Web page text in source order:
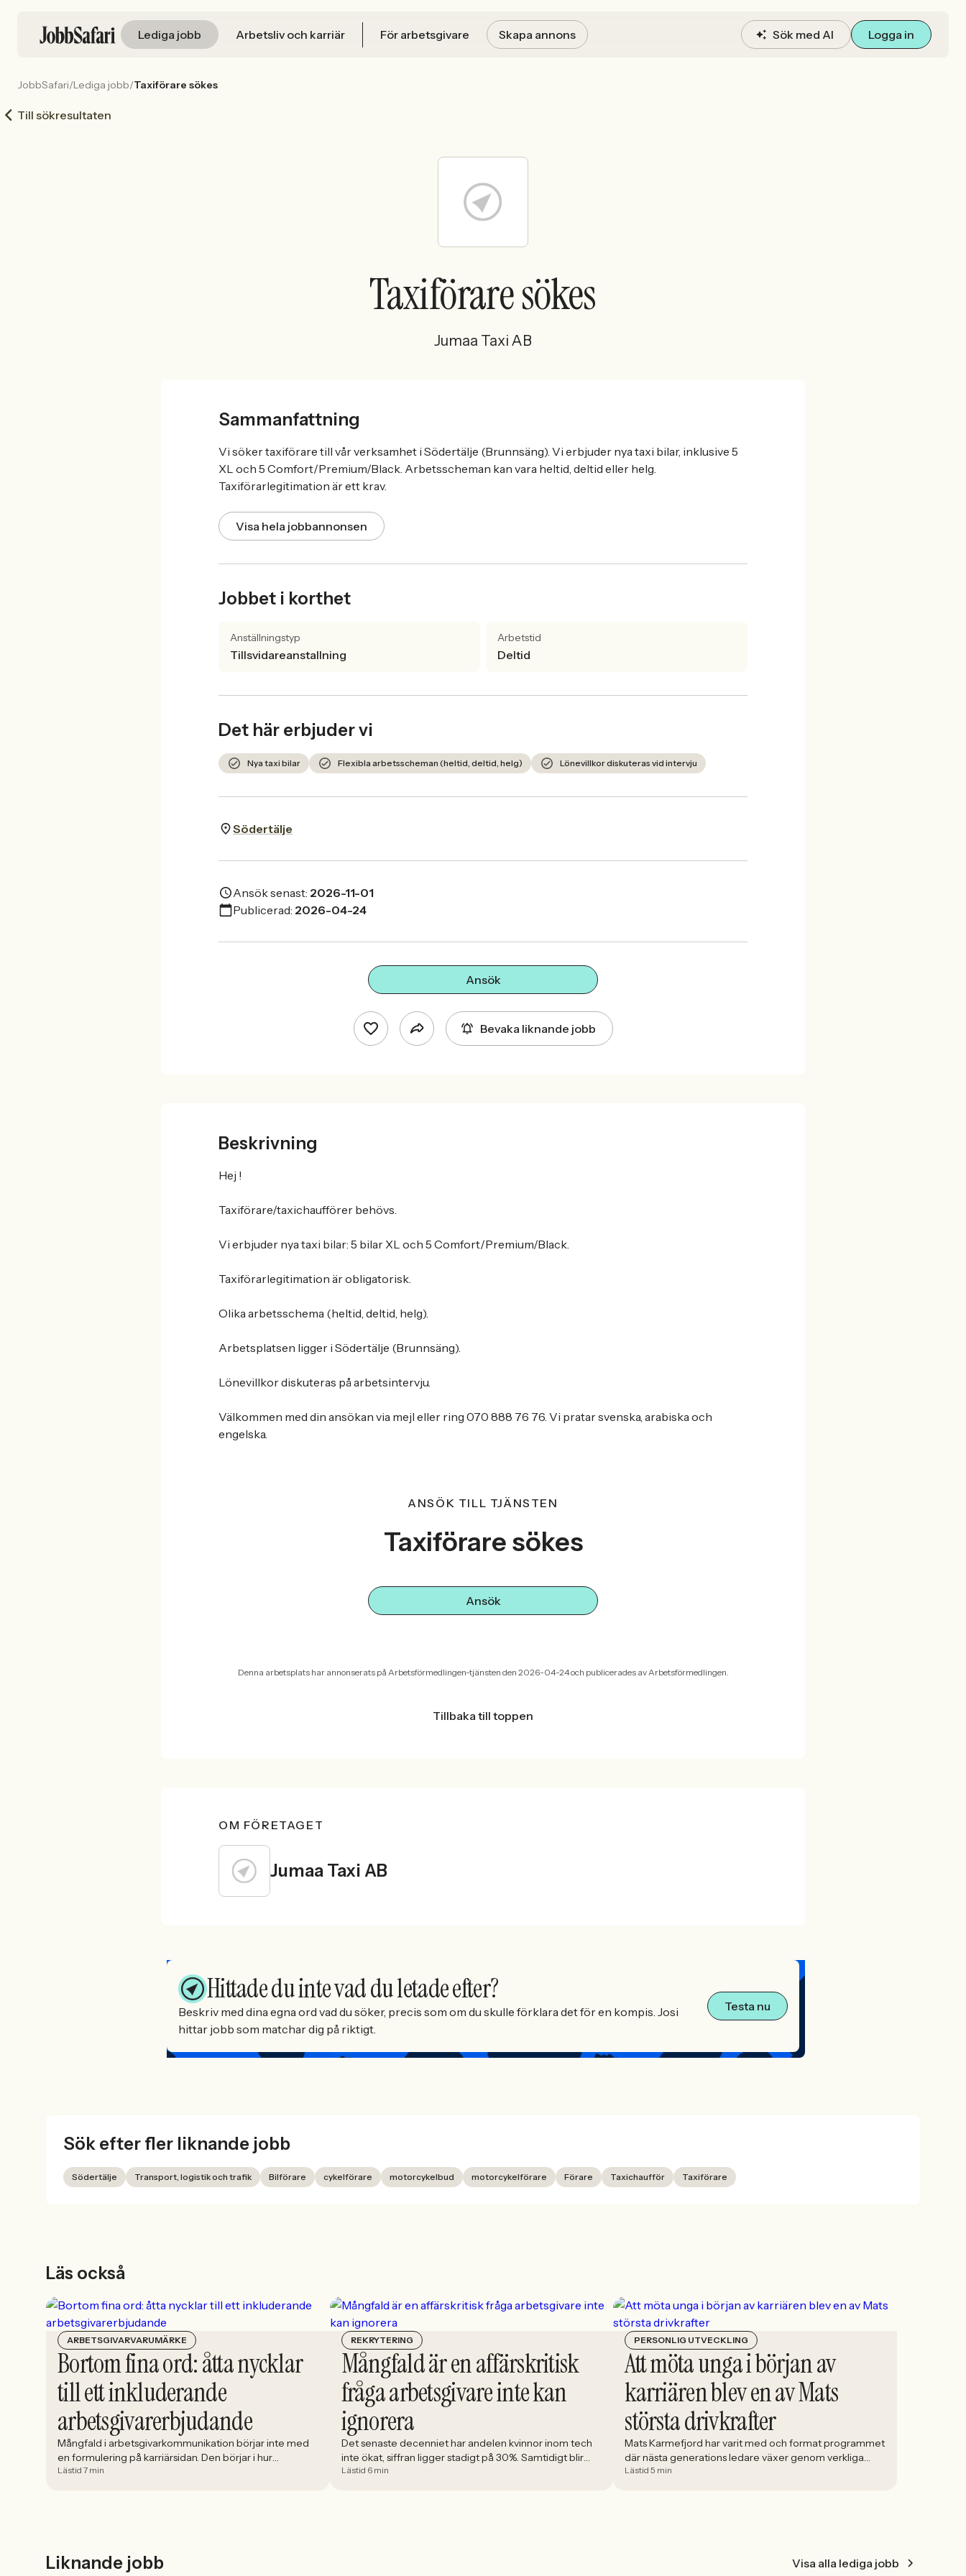
Lediga jobb Arbetsliv och karriär För arbetsgivare Skapa annons Sök med AI Logga in
JobbSafari/Lediga jobb/Taxiförare sökes
Till sökresultaten
Taxiförare sökes
Jumaa Taxi AB
Sammanfattning
Vi söker taxiförare till vår verksamhet i Södertälje (Brunnsäng). Vi erbjuder nya taxi bilar, inklusive 5
XL och 5 Comfort/Premium/Black. Arbetsscheman kan vara heltid, deltid eller helg.
Taxiförarlegitimation är ett krav.
Visa hela jobbannonsen
Jobbet i korthet
Anställningstyp
Tillsvidareanstallning
Arbetstid
Deltid
Det här erbjuder vi
Nya taxi bilar Flexibla arbetsscheman (heltid, deltid, helg) Lönevillkor diskuteras vid intervju
Södertälje
Ansök senast: 2026-11-01
Publicerad: 2026-04-24
Ansök
Bevaka liknande jobb
Beskrivning
Hej !
Taxiförare/taxichaufförer behövs.
Vi erbjuder nya taxi bilar: 5 bilar XL och 5 Comfort/Premium/Black.
Taxiförarlegitimation är obligatorisk.
Olika arbetsschema (heltid, deltid, helg).
Arbetsplatsen ligger i Södertälje (Brunnsäng).
Lönevillkor diskuteras på arbetsintervju.
Välkommen med din ansökan via mejl eller ring 070 888 76 76. Vi pratar svenska, arabiska och
engelska.
ANSÖK TILL TJÄNSTEN
Taxiförare sökes
Ansök
Denna arbetsplats har annonserats på Arbetsförmedlingen-tjänsten den 2026-04-24 och publicerades av Arbetsförmedlingen.
Tillbaka till toppen
OM FÖRETAGET
Jumaa Taxi AB
Hittade du inte vad du letade efter?
Beskriv med dina egna ord vad du söker, precis som om du skulle förklara det för en kompis. Josi
hittar jobb som matchar dig på riktigt.
Testa nu
Sök efter fler liknande jobb
Södertälje Transport, logistik och trafik Bilförare cykelförare motorcykelbud motorcykelförare Förare Taxichaufför Taxiförare
Läs också
ARBETSGIVARVARUMÄRKE
Bortom fina ord: åtta nycklar
till ett inkluderande
arbetsgivarerbjudande
Mångfald i arbetsgivarkommunikation börjar inte med
en formulering på karriärsidan. Den börjar i hur
rekryteringen faktiskt fungerar: vem som får syn på
praktiken.
Lästid 7 min
REKRYTERING
Mångfald är en affärskritisk
fråga arbetsgivare inte kan
ignorera
Det senaste decenniet har andelen kvinnor inom tech
inte ökat, siffran ligger stadigt på 30%. Samtidigt blir
tekniken en allt större del av det samhälle alla ska leva i.
Lästid 6 min
PERSONLIG UTVECKLING
Att möta unga i början av
karriären blev en av Mats
största drivkrafter
Mats Karmefjord har varit med och format programmet
där nästa generations ledare växer genom verkliga
utmaningar. När han möter deltagarna i Bolidens
Lästid 5 min
Liknande jobb Visa alla lediga jobb